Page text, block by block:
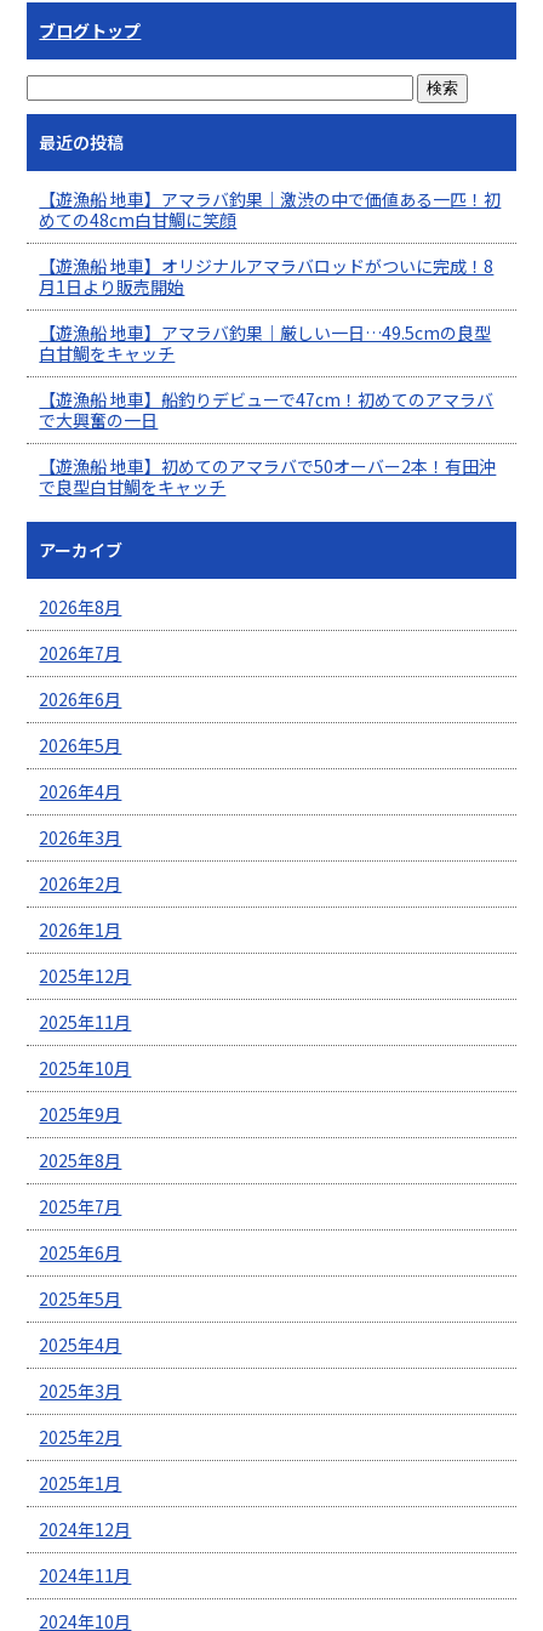
ブログトップ
最近の投稿
【遊漁船 地車】アマラバ釣果｜激渋の中で価値ある一匹！初
めての48cm白甘鯛に笑顔
【遊漁船 地車】オリジナルアマラバロッドがついに完成！8
月1日より販売開始
【遊漁船 地車】アマラバ釣果｜厳しい一日…49.5cmの良型
白甘鯛をキャッチ
【遊漁船 地車】船釣りデビューで47cm！初めてのアマラバ
で大興奮の一日
【遊漁船 地車】初めてのアマラバで50オーバー2本！有田沖
で良型白甘鯛をキャッチ
アーカイブ
2026年8月
2026年7月
2026年6月
2026年5月
2026年4月
2026年3月
2026年2月
2026年1月
2025年12月
2025年11月
2025年10月
2025年9月
2025年8月
2025年7月
2025年6月
2025年5月
2025年4月
2025年3月
2025年2月
2025年1月
2024年12月
2024年11月
2024年10月